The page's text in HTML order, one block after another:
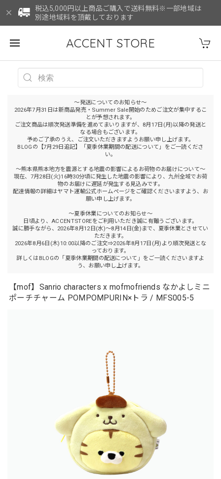
税込5,000円以上商品ご購入で送料無料※一部地域は
別途地域料を頂戴しております
ACCENT STORE
～発送についてのお知らせ～
2026年7月31日は新商品発売・Summer Sale開始のためご注文が集中するこ
とが予想されます。
ご注文商品は順次発送準備を進めてまいりますが、8月17日(月)以降の発送と
なる場合もございます。
予めご了承のうえ、ご注文いただきますようお願い申し上げます。
BLOGの【7月29日追記】「夏季休業期間の配送について」をご一読くださ
い。
～熊本県熊本地方を震源とする地震の影響によるお荷物のお届けについて～
現在、7月28日(火)16時30分頃に発生した地震の影響により、九州全域でお荷
物のお届けに遅延が発生する見込みです。
配達情報の詳細はヤマト運輸公式ホームページをご確認くださいますよう、お
願い申し上げます。
～夏季休業についてのお知らせ～
日頃より、ACCENTSTOREをご利用いただき誠に有難うございます。
誠に勝手ながら、2026年8月12日(水)～8月14日(金)まで、夏季休業とさせてい
ただきます。
2026年8月6日(木)10:00以降のご注文⇒2026年8月17日(月)より順次発送とな
っております。
詳しくはBLOGの「夏季休業期間の配送について」をご一読くださいますよ
う、お願い申し上げます。
【mof】Sanrio characters x mofmofriends なかよしミニ
ポーチチャーム POMPOMPURIN×トラ / MFS005-5